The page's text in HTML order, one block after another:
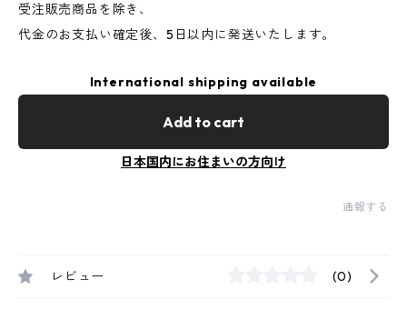
受注販売商品を除き、
代金のお支払い確定後、5日以内に発送いたします。
International shipping available
Add to cart
日本国内にお住まいの方向け
通報する
レビュー (0)